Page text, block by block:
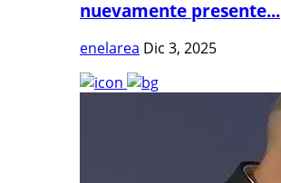
nuevamente presente...
enelarea Dic 3, 2025